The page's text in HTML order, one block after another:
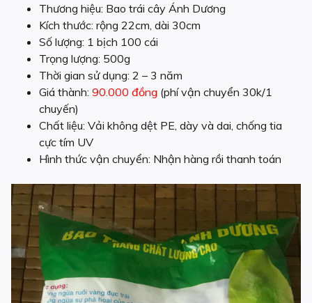
Thương hiệu: Bao trái cây Ánh Dương
Kích thước: rộng 22cm, dài 30cm
Số lượng: 1 bịch 100 cái
Trọng lượng: 500g
Thời gian sử dụng: 2 – 3 năm
Giá thành: 90.000 đồng (phí vận chuyển 30k/1
chuyến)
Chất liệu: Vải không dệt PE, dày và dai, chống tia
cực tím UV
Hình thức vận chuyển: Nhận hàng rồi thanh toán